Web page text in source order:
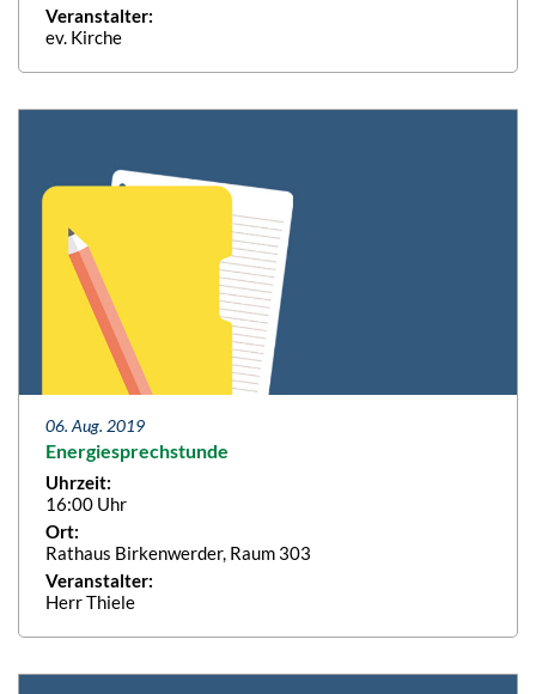
Veranstalter:
ev. Kirche
06. Aug. 2019
Energiesprechstunde
Uhrzeit:
16:00 Uhr
Ort:
Rathaus Birkenwerder, Raum 303
Veranstalter:
Herr Thiele